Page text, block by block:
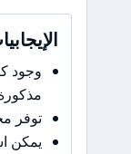
وجود
توفر
يمكن